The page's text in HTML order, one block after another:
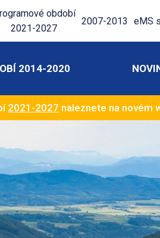
období
2021-2027
2007-2013 eMS
2014-2020
2021-2027 naleznete na novém